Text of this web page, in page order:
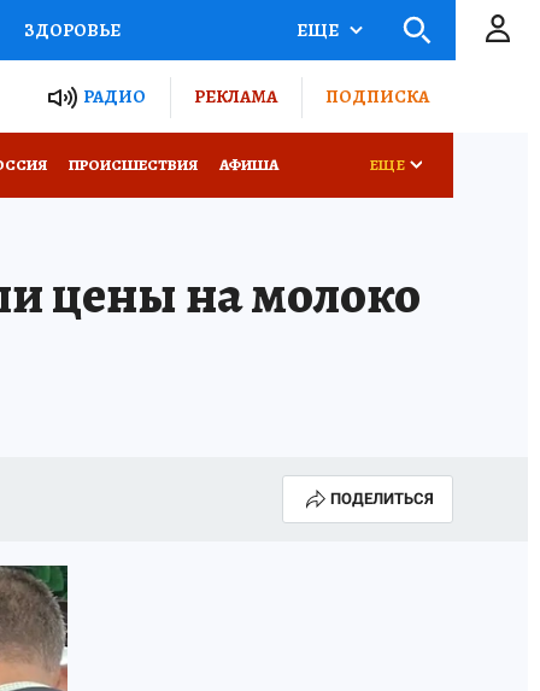
ЗДОРОВЬЕ
РОССИИ
ЕЩЕ
РАДИО РЕКЛАМА ПОДПИСКА
ПРОИСШЕСТВИЯ АФИША ЕЩЕ
цены на молоко
ПОДЕЛИТЬСЯ